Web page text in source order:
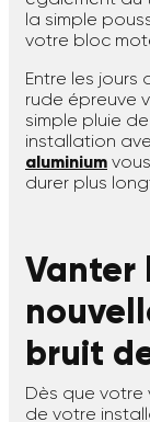
la simple
votre bloc
Entre les
rude épreuve
simple pluie
installation
aluminium
durer plus
Vanter
bruit
Dès que votre
de votre